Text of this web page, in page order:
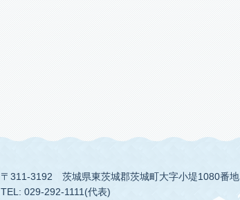
〒311-3192
茨城県東茨城郡茨城町大字小堤1080番地
TEL: 029-292-1111(代表)